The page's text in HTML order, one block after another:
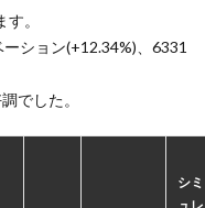
。
ション(+12.34%)、6331
でした。
シミ